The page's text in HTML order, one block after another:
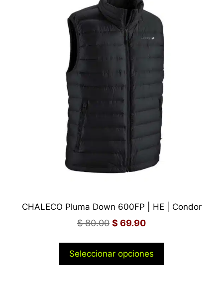
CHALECO Pluma Down 600FP | HE | Condor
$80.00 $ 69.90
Seleccionar opciones